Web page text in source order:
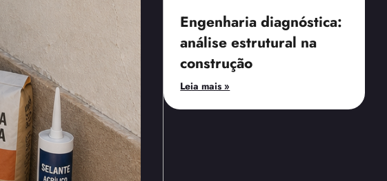
Engenharia diagnóstica:
análise estrutural na
construção
Leia mais »